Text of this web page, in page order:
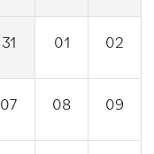
31 01 02
07 08 09